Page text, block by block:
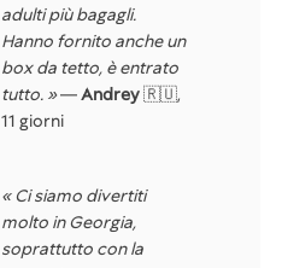
adulti più bagagli.
Hanno fornito anche un
box da tetto, è entrato
tutto. »—Andrey🇷🇺,
11 giorni
« Ci siamo divertiti
molto in Georgia,
soprattutto con la